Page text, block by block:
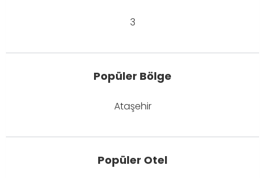
3
Popüler Bölge
Ataşehir
Popüler Otel